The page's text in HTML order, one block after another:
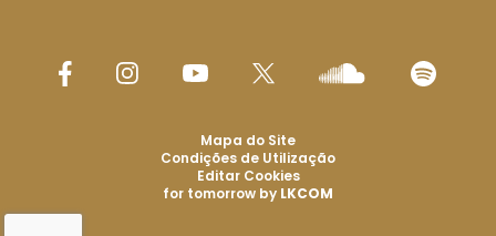
Mapa do Site
Condições de Utilização
Editar Cookies
for tomorrow by LKCOM